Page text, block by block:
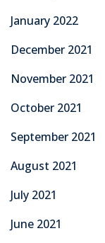
January 2022
December 2021
November 2021
October 2021
September 2021
August 2021
July 2021
June 2021